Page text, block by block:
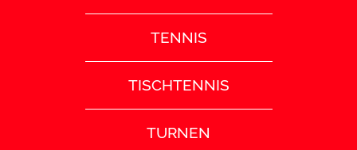
TENNIS
TISCHTENNIS
TURNEN